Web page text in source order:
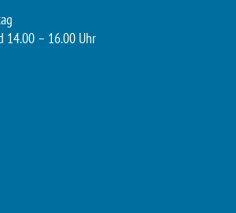
14.00 – 16.00 Uhr